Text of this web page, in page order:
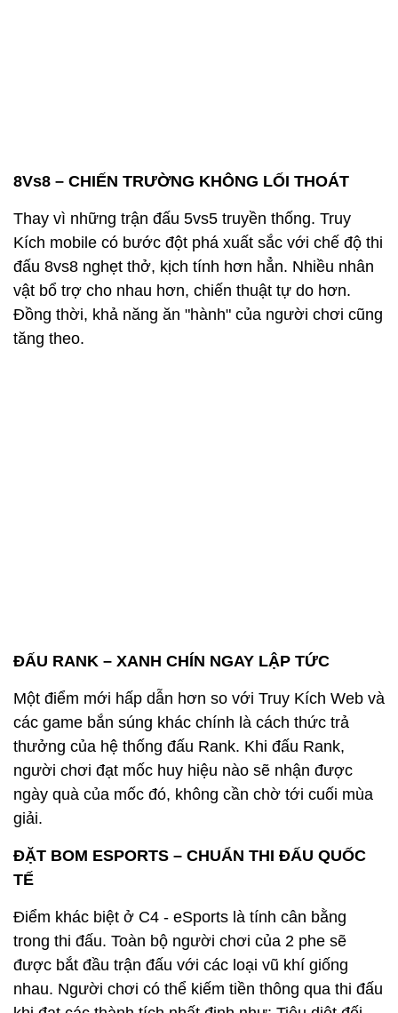
8Vs8 – CHIẾN TRƯỜNG KHÔNG LỐI THOÁT
Thay vì những trận đấu 5vs5 truyền thống. Truy
Kích mobile có bước đột phá xuất sắc với chế độ thi
đấu 8vs8 nghẹt thở, kịch tính hơn hẳn. Nhiều nhân
vật bổ trợ cho nhau hơn, chiến thuật tự do hơn.
Đồng thời, khả năng ăn "hành" của người chơi cũng
tăng theo.
ĐẤU RANK – XANH CHÍN NGAY LẬP TỨC
Một điểm mới hấp dẫn hơn so với Truy Kích Web và
các game bắn súng khác chính là cách thức trả
thưởng của hệ thống đấu Rank. Khi đấu Rank,
người chơi đạt mốc huy hiệu nào sẽ nhận được
ngày quà của mốc đó, không cần chờ tới cuối mùa
giải.
ĐẶT BOM ESPORTS – CHUẨN THI ĐẤU QUỐC
TẾ
Điểm khác biệt ở C4 - eSports là tính cân bằng
trong thi đấu. Toàn bộ người chơi của 2 phe sẽ
được bắt đầu trận đấu với các loại vũ khí giống
nhau. Người chơi có thể kiếm tiền thông qua thi đấu